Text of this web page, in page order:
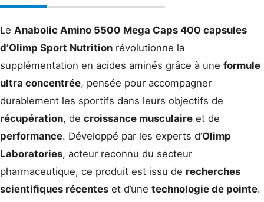
Le Anabolic Amino 5500 Mega Caps 400 capsules
d’Olimp Sport Nutrition révolutionne la
supplémentation en acides aminés grâce à une formule
ultra concentrée, pensée pour accompagner
durablement les sportifs dans leurs objectifs de
récupération, de croissance musculaire et de
performance. Développé par les experts d’Olimp
Laboratories, acteur reconnu du secteur
pharmaceutique, ce produit est issu de recherches
scientifiques récentes et d’une technologie de pointe.